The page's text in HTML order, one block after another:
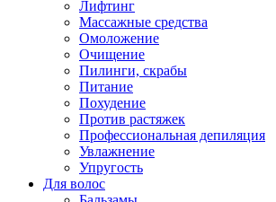
Лифтинг
Массажные средства
Омоложение
Очищение
Пилинги, скрабы
Питание
Похудение
Против растяжек
Профессиональная депиляция
Увлажнение
Упругость
Для волос